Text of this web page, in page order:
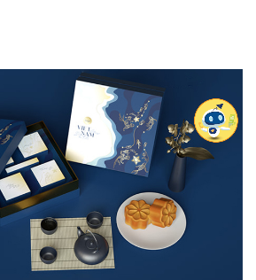
thân, được sử dụng rộng rãi trong
sống nói chung.